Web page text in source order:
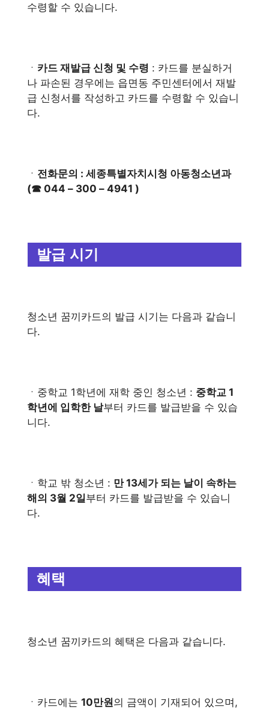
수령할 수 있습니다.
ㆍ 카드 재발급 신청 및 수령 : 카드를 분실하거
나 파손된 경우에는 읍면동 주민센터에서 재발
급 신청서를 작성하고 카드를 수령할 수 있습니
다.
ㆍ 전화문의 : 세종특별자치시청 아동청소년과
(☎ 044 – 300 – 4941 )
발급 시기
청소년 꿈끼카드의 발급 시기는 다음과 같습니
다.
ㆍ중학교 1학년에 재학 중인 청소년 : 중학교 1
학년에 입학한 날부터 카드를 발급받을 수 있습
니다.
ㆍ학교 밖 청소년 : 만 13세가 되는 날이 속하는
해의 3월 2일부터 카드를 발급받을 수 있습니
다.
혜택
청소년 꿈끼카드의 혜택은 다음과 같습니다.
ㆍ카드에는 10만원의 금액이 기재되어 있으며,